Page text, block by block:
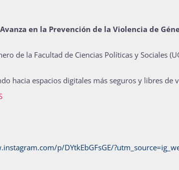
en la Prevención de la Violencia de
de la Facultad de Ciencias Políticas y Sociales
hacia espacios digitales más seguros y libres de
p/DYtkEbGFsGE/